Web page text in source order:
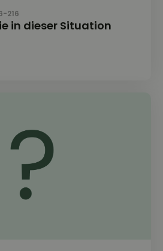
216
in dieser Situation